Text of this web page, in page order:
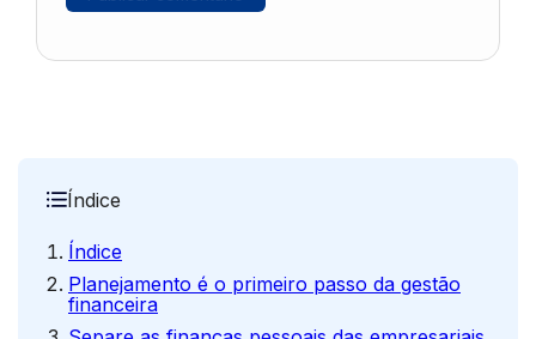
Índice
Índice
Planejamento é o primeiro passo da gestão
financeira